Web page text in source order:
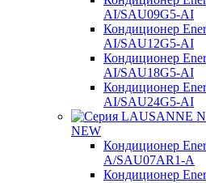
AI/SAU09G5-AI
Кондиционер
AI/SAU12G5-AI
Кондиционер
AI/SAU18G5-AI
Кондиционер
AI/SAU24G5-AI
NEW
Кондиционер
A/SAU07AR1-A
Кондиционер